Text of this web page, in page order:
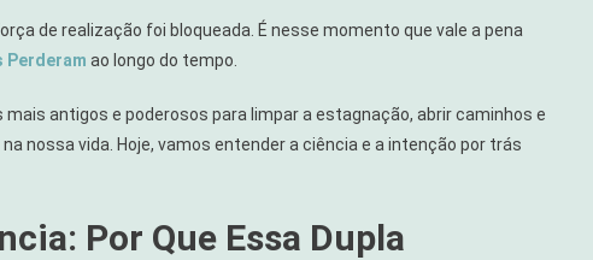
de realização foi bloqueada. É nesse momento que vale a pena
Perderam ao longo do tempo.
antigos e poderosos para limpar a estagnação, abrir caminhos e
nossa vida. Hoje, vamos entender a ciência e a intenção por trás
Por Que Essa Dupla